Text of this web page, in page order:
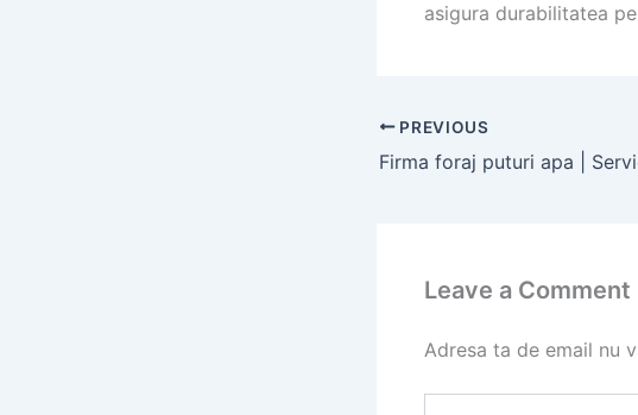
asigura durabilitatea
PREVIOUS
Leave a Comment
Adresa ta de email nu